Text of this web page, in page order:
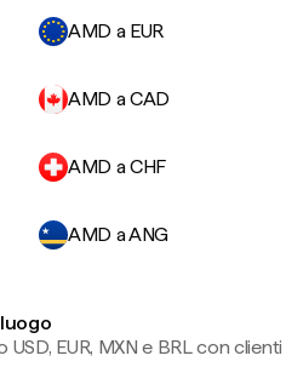
AMD a EUR
AMD a CAD
AMD a CHF
AMD a ANG
EUR, MXN e BRL con clienti